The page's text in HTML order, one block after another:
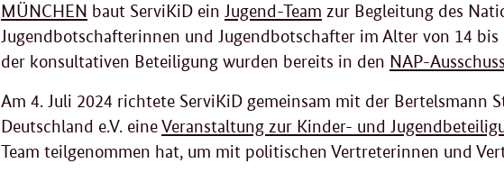
MÜNCHEN baut ServiKiD ein Jugend-Team zur Begleitung des
Jugendbotschafterinnen und Jugendbotschafter im Alter von 14
der konsultativen Beteiligung wurden bereits in den NAP-Ausschuss
Am 4. Juli 2024 richtete ServiKiD gemeinsam mit der Bertelsmann
Deutschland e.V. eineVeranstaltung zur Kinder- und
Team teilgenommen hat, um mit politischen Vertreterinnen und